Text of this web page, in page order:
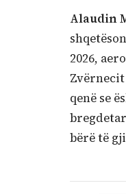
Alaudin
2026,
Zvërnecit
qenë se
bërë të